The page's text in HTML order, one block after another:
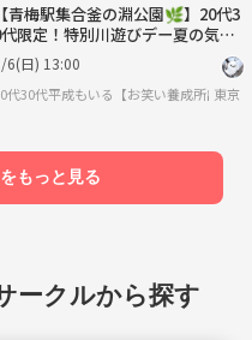
【青梅駅集合釜の淵公園🌿】20代3
限定！特別川遊びデー夏の気分
満喫しよう
6(日) 13:00
代30代平成もいる【お笑い養成所出身
東京
もっと見る
ークルから探す